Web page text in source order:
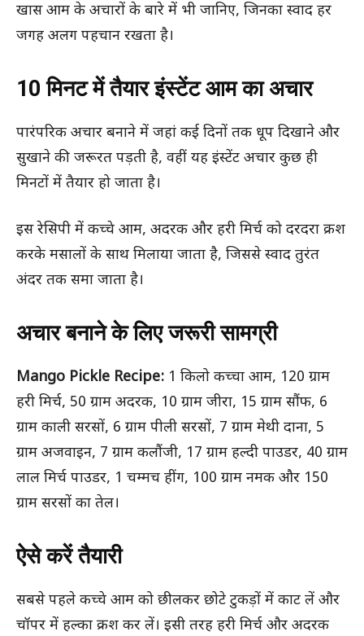
खास आम के अचारों के बारे में भी जानिए, जिनका स्वाद हर
जगह अलग पहचान रखता है।
10 मिनट में तैयार इंस्टेंट आम का अचार
पारंपरिक अचार बनाने में जहां कई दिनों तक धूप दिखाने और
सुखाने की जरूरत पड़ती है, वहीं यह इंस्टेंट अचार कुछ ही
मिनटों में तैयार हो जाता है।
इस रेसिपी में कच्चे आम, अदरक और हरी मिर्च को दरदरा क्रश
करके मसालों के साथ मिलाया जाता है, जिससे स्वाद तुरंत
अंदर तक समा जाता है।
अचार बनाने के लिए जरूरी सामग्री
Mango Pickle Recipe: 1 किलो कच्चा आम, 120 ग्राम
हरी मिर्च, 50 ग्राम अदरक, 10 ग्राम जीरा, 15 ग्राम सौंफ, 6
ग्राम काली सरसों, 6 ग्राम पीली सरसों, 7 ग्राम मेथी दाना, 5
ग्राम अजवाइन, 7 ग्राम कलौंजी, 17 ग्राम हल्दी पाउडर, 40 ग्राम
लाल मिर्च पाउडर, 1 चम्मच हींग, 100 ग्राम नमक और 150
ग्राम सरसों का तेल।
ऐसे करें तैयारी
सबसे पहले कच्चे आम को छीलकर छोटे टुकड़ों में काट लें और
चॉपर में हल्का क्रश कर लें। इसी तरह हरी मिर्च और अदरक